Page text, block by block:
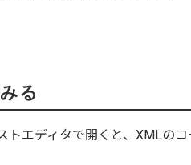
る
トエディタで開くと、XMLのコ